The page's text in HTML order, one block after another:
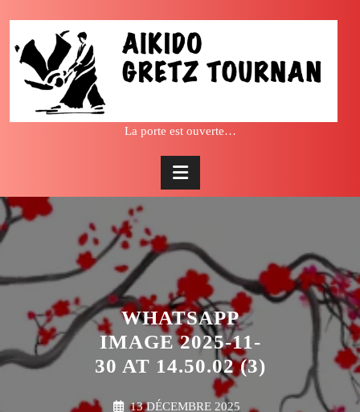
content
La porte est ouverte…
WHATSAPP
IMAGE 2025-11-
30 AT 14.50.02 (3)
13 DÉCEMBRE 2025